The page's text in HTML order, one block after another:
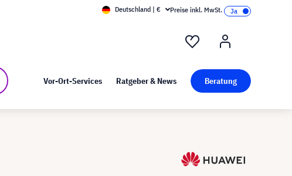
Kunst bei visunext
Deutschland | € Preise inkl. MwSt.
Vor-Ort-Services Ratgeber & News Beratung